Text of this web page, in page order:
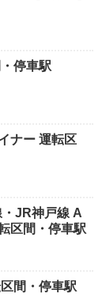
停車駅
ナー 運転区
JR神戸線 A
区間・停車駅
間・停車駅